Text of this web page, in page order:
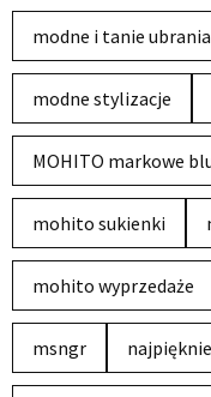
modne i tanie ubrania
modne stylizacje
MOHITO markowe
mohito sukienki
mohito wyprzedaże
msngr